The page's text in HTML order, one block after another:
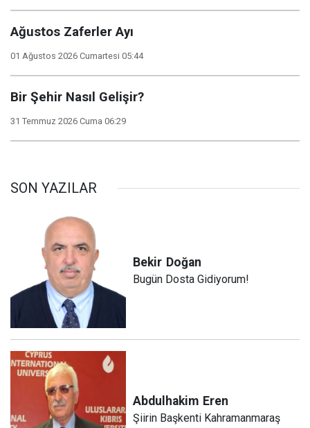
Ağustos Zaferler Ayı
01 Ağustos 2026 Cumartesi 05:44
Bir Şehir Nasıl Gelişir?
31 Temmuz 2026 Cuma 06:29
SON YAZILAR
Bekir Doğan
Bugün Dosta Gidiyorum!
Abdulhakim Eren
Şiirin Başkenti Kahramanmaraş